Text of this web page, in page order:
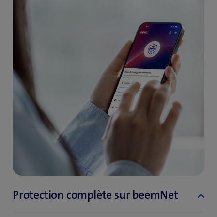
Protection complète sur beemNet